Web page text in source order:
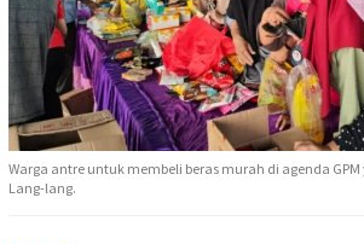
Warga antre untuk membeli beras murah di agenda
Lang-lang.